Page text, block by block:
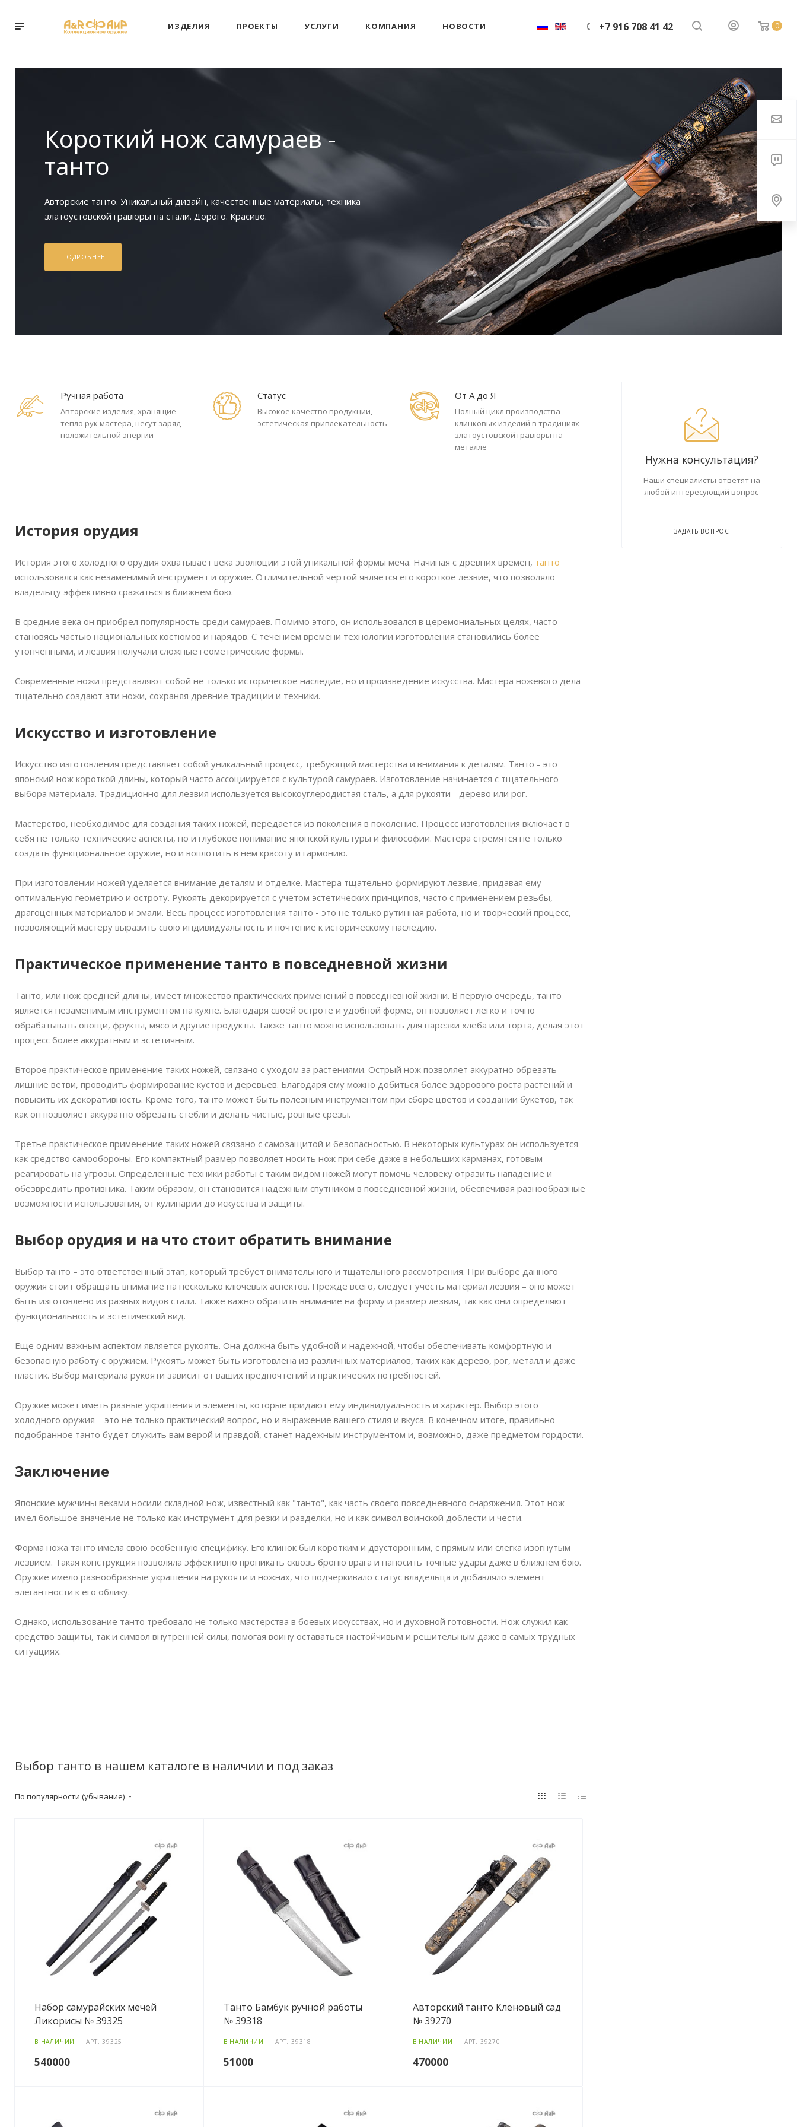
0
+7 916 708 41 42
ИЗДЕЛИЯ ПРОЕКТЫ УСЛУГИ КОМПАНИЯ НОВОСТИ
Короткий нож самураев -
танто
Авторские танто. Уникальный дизайн, качественные материалы, техника
златоустовской гравюры на стали. Дорого. Красиво.
ПОДРОБНЕЕ
Ручная работа
Авторские изделия, хранящие
тепло рук мастера, несут заряд
положительной энергии
Статус
Высокое качество продукции,
эстетическая привлекательность
От А до Я
Полный цикл производства
клинковых изделий в традициях
златоустовской гравюры на
металле
История орудия
История этого холодного орудия охватывает века эволюции этой уникальной формы меча. Начиная с древних времен, танто
использовался как незаменимый инструмент и оружие. Отличительной чертой является его короткое лезвие, что позволяло
владельцу эффективно сражаться в ближнем бою.
В средние века он приобрел популярность среди самураев. Помимо этого, он использовался в церемониальных целях, часто
становясь частью национальных костюмов и нарядов. С течением времени технологии изготовления становились более
утонченными, и лезвия получали сложные геометрические формы.
Современные ножи представляют собой не только историческое наследие, но и произведение искусства. Мастера ножевого дела
тщательно создают эти ножи, сохраняя древние традиции и техники.
Искусство и изготовление
Искусство изготовления представляет собой уникальный процесс, требующий мастерства и внимания к деталям. Танто - это
японский нож короткой длины, который часто ассоциируется с культурой самураев. Изготовление начинается с тщательного
выбора материала. Традиционно для лезвия используется высокоуглеродистая сталь, а для рукояти - дерево или рог.
Мастерство, необходимое для создания таких ножей, передается из поколения в поколение. Процесс изготовления включает в
себя не только технические аспекты, но и глубокое понимание японской культуры и философии. Мастера стремятся не только
создать функциональное оружие, но и воплотить в нем красоту и гармонию.
При изготовлении ножей уделяется внимание деталям и отделке. Мастера тщательно формируют лезвие, придавая ему
оптимальную геометрию и остроту. Рукоять декорируется с учетом эстетических принципов, часто с применением резьбы,
драгоценных материалов и эмали. Весь процесс изготовления танто - это не только рутинная работа, но и творческий процесс,
позволяющий мастеру выразить свою индивидуальность и почтение к историческому наследию.
Практическое применение танто в повседневной жизни
Танто, или нож средней длины, имеет множество практических применений в повседневной жизни. В первую очередь, танто
является незаменимым инструментом на кухне. Благодаря своей остроте и удобной форме, он позволяет легко и точно
обрабатывать овощи, фрукты, мясо и другие продукты. Также танто можно использовать для нарезки хлеба или торта, делая этот
процесс более аккуратным и эстетичным.
Второе практическое применение таких ножей, связано с уходом за растениями. Острый нож позволяет аккуратно обрезать
лишние ветви, проводить формирование кустов и деревьев. Благодаря ему можно добиться более здорового роста растений и
повысить их декоративность. Кроме того, танто может быть полезным инструментом при сборе цветов и создании букетов, так
как он позволяет аккуратно обрезать стебли и делать чистые, ровные срезы.
Третье практическое применение таких ножей связано с самозащитой и безопасностью. В некоторых культурах он используется
как средство самообороны. Его компактный размер позволяет носить нож при себе даже в небольших карманах, готовым
реагировать на угрозы. Определенные техники работы с таким видом ножей могут помочь человеку отразить нападение и
обезвредить противника. Таким образом, он становится надежным спутником в повседневной жизни, обеспечивая разнообразные
возможности использования, от кулинарии до искусства и защиты.
Выбор орудия и на что стоит обратить внимание
Выбор танто – это ответственный этап, который требует внимательного и тщательного рассмотрения. При выборе данного
оружия стоит обращать внимание на несколько ключевых аспектов. Прежде всего, следует учесть материал лезвия – оно может
быть изготовлено из разных видов стали. Также важно обратить внимание на форму и размер лезвия, так как они определяют
функциональность и эстетический вид.
Еще одним важным аспектом является рукоять. Она должна быть удобной и надежной, чтобы обеспечивать комфортную и
безопасную работу с оружием. Рукоять может быть изготовлена из различных материалов, таких как дерево, рог, металл и даже
пластик. Выбор материала рукояти зависит от ваших предпочтений и практических потребностей.
Оружие может иметь разные украшения и элементы, которые придают ему индивидуальность и характер. Выбор этого
холодного оружия – это не только практический вопрос, но и выражение вашего стиля и вкуса. В конечном итоге, правильно
подобранное танто будет служить вам верой и правдой, станет надежным инструментом и, возможно, даже предметом гордости.
Заключение
Японские мужчины веками носили складной нож, известный как "танто", как часть своего повседневного снаряжения. Этот нож
имел большое значение не только как инструмент для резки и разделки, но и как символ воинской доблести и чести.
Форма ножа танто имела свою особенную специфику. Его клинок был коротким и двусторонним, с прямым или слегка изогнутым
лезвием. Такая конструкция позволяла эффективно проникать сквозь броню врага и наносить точные удары даже в ближнем бою.
Оружие имело разнообразные украшения на рукояти и ножнах, что подчеркивало статус владельца и добавляло элемент
элегантности к его облику.
Однако, использование танто требовало не только мастерства в боевых искусствах, но и духовной готовности. Нож служил как
средство защиты, так и символ внутренней силы, помогая воину оставаться настойчивым и решительным даже в самых трудных
ситуациях.
Нужна консультация?
Наши специалисты ответят на
любой интересующий вопрос
ЗАДАТЬ ВОПРОС
Выбор танто в нашем каталоге в наличии и под заказ
По популярности (убывание)
Набор самурайских мечей
Ликорисы № 39325
В НАЛИЧИИ АРТ.39325
540000
Танто Бамбук ручной работы
№ 39318
В НАЛИЧИИ АРТ.39318
51000
Авторский танто Кленовый сад
№ 39270
В НАЛИЧИИ АРТ. 39270
470000